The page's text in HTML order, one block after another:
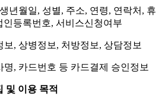
년월일, 성별, 주소, 연령, 연락처, 휴
인등록번호, 서비스신청여부
보, 상병정보, 처방정보, 상담정보
명, 카드번호 등 카드결제 승인정보
및 이용 목적